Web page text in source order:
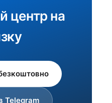
центр на
Telegram